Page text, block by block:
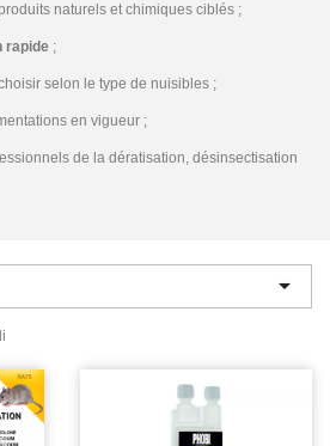
naturels et chimiques ciblés ;
rapide ;
selon le type de nuisibles ;
en vigueur ;
de la dératisation, désinsectisation
